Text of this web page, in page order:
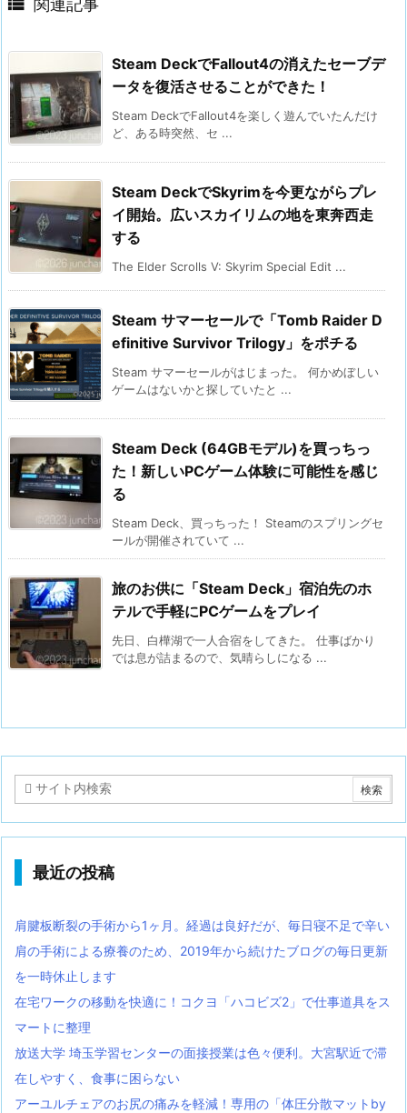
 関連記事
Steam DeckでFallout4の消えたセーブデ
ータを復活させることができた！
Steam DeckでFallout4を楽しく遊んでいたんだけ
ど、ある時突然、セ ...
Steam DeckでSkyrimを今更ながらプレ
イ開始。広いスカイリムの地を東奔西走
する
The Elder Scrolls V: Skyrim Special Edit ...
Steam サマーセールで「Tomb Raider D
efinitive Survivor Trilogy」をポチる
Steam サマーセールがはじまった。 何かめぼしい
ゲームはないかと探していたと ...
Steam Deck (64GBモデル)を買っちっ
た！新しいPCゲーム体験に可能性を感じ
る
Steam Deck、買っちった！ Steamのスプリングセ
ールが開催されていて ...
旅のお供に「Steam Deck」宿泊先のホ
テルで手軽にPCゲームをプレイ
先日、白樺湖で一人合宿をしてきた。 仕事ばかり
では息が詰まるので、気晴らしになる ...
最近の投稿
肩腱板断裂の手術から1ヶ月。経過は良好だが、毎日寝不足で辛い
肩の手術による療養のため、2019年から続けたブログの毎日更新
を一時休止します
在宅ワークの移動を快適に！コクヨ「ハコビズ2」で仕事道具をス
マートに整理
放送大学 埼玉学習センターの面接授業は色々便利。大宮駅近で滞
在しやすく、食事に困らない
アーユルチェアのお尻の痛みを軽減！専用の「体圧分散マットby